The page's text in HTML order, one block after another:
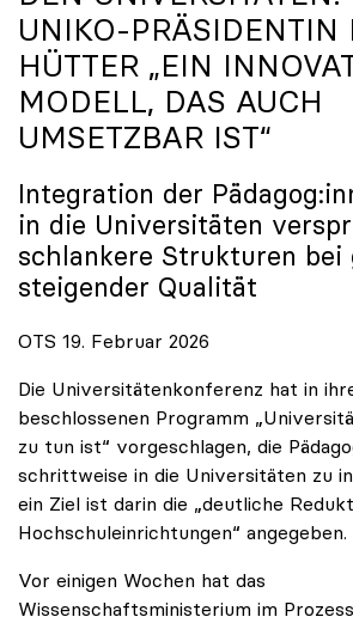
UNIKO-PRÄSIDENTIN
HÜTTER „EIN
MODELL, DAS AUCH
UMSETZBAR IST“
Integration der
in die Universitäten
schlankere Strukturen bei
steigender Qualität
OTS 19. Februar 2026
Die Universitätenkonferenz hat in
beschlossenen Programm
zu tun ist“ vorgeschlagen, die
schrittweise in die Universitäten zu
ein Ziel ist darin die „deutliche
Hochschuleinrichtungen“ angegeben.
Vor einigen Wochen hat das
Wissenschaftsministerium im